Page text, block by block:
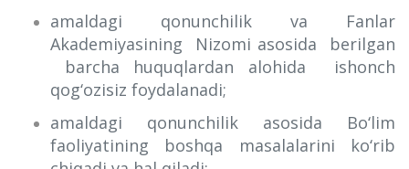
amaldagi qonunchilik va Fanlar
Akademiyasining Nizomi asosida berilgan
barcha huquqlardan alohida ishonch
qog‘ozisiz foydalanadi;
amaldagi qonunchilik asosida Bo‘lim
faoliyatining boshqa masalalarini ko‘rib